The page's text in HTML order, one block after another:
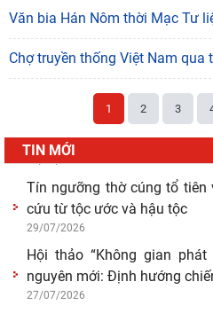
Văn bia Hán Nôm thời Mạc Tư
Chợ truyền thống Việt Nam qua
1 2 3
TIN MỚI
03/08/2026
Giá trị truyền thống trong
thống thực thi quyền hành
Giá trị truyền thống trong
thống thực thi quyền hành
29/07/2026
Tín ngưỡng thờ cúng tổ tiên
cứu từ tộc ước và hậu tộc
29/07/2026
Hội thảo “Không gian
nguyên mới: Định hướng
27/07/2026